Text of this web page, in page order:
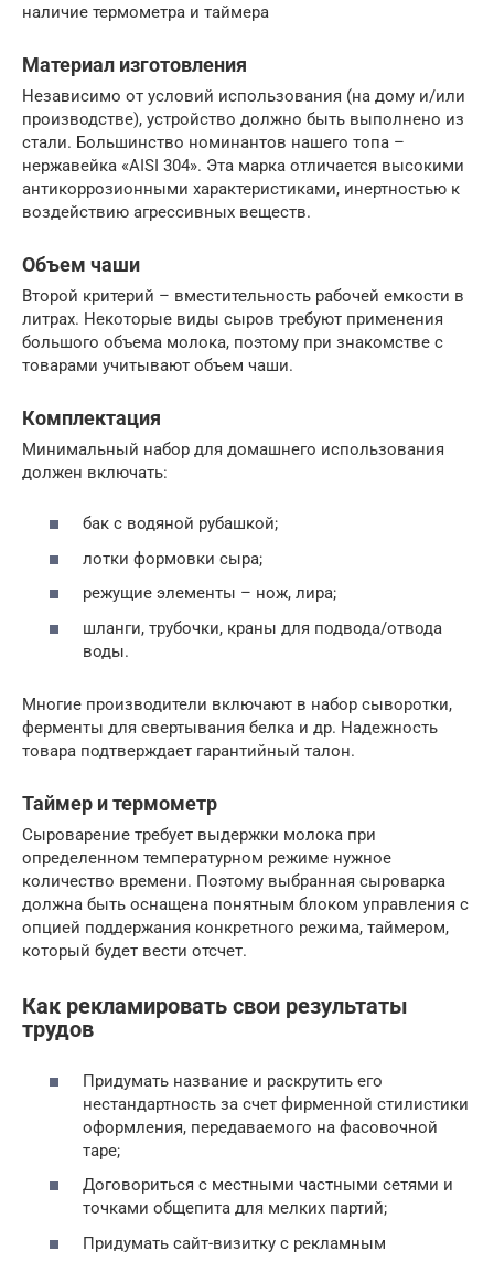
наличие термометра и таймера
Материал изготовления
Независимо от условий использования (на дому и/или
производстве), устройство должно быть выполнено из
стали. Большинство номинантов нашего топа –
нержавейка «AISI 304». Эта марка отличается высокими
антикоррозионными характеристиками, инертностью к
воздействию агрессивных веществ.
Объем чаши
Второй критерий – вместительность рабочей емкости в
литрах. Некоторые виды сыров требуют применения
большого объема молока, поэтому при знакомстве с
товарами учитывают объем чаши.
Комплектация
Минимальный набор для домашнего использования
должен включать:
бак с водяной рубашкой;
лотки формовки сыра;
режущие элементы – нож, лира;
шланги, трубочки, краны для подвода/отвода
воды.
Многие производители включают в набор сыворотки,
ферменты для свертывания белка и др. Надежность
товара подтверждает гарантийный талон.
Таймер и термометр
Сыроварение требует выдержки молока при
определенном температурном режиме нужное
количество времени. Поэтому выбранная сыроварка
должна быть оснащена понятным блоком управления с
опцией поддержания конкретного режима, таймером,
который будет вести отсчет.
Как рекламировать свои результаты
трудов
Придумать название и раскрутить его
нестандартность за счет фирменной стилистики
оформления, передаваемого на фасовочной
таре;
Договориться с местными частными сетями и
точками общепита для мелких партий;
Придумать сайт-визитку с рекламным